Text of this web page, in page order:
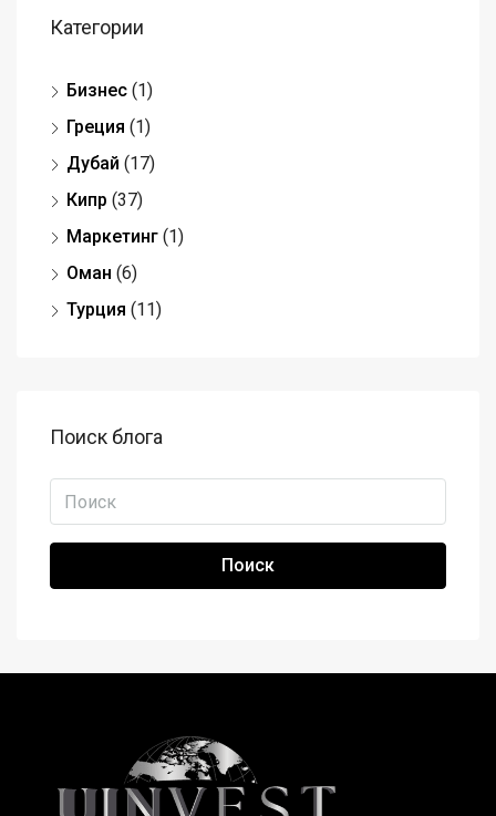
Категории
Бизнес (1)
Греция (1)
Дубай (17)
Кипр (37)
Маркетинг (1)
Оман (6)
Турция (11)
Поиск блога
Поиск